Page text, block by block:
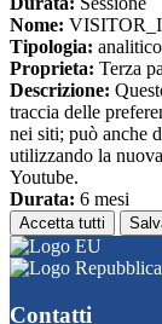
Nome:
Tipologia: analitico
Proprieta: Terza
Descrizione:
traccia delle
nei siti; può anche
utilizzando la
Youtube.
Durata: 6 mesi
Accetta tutti
Contatti